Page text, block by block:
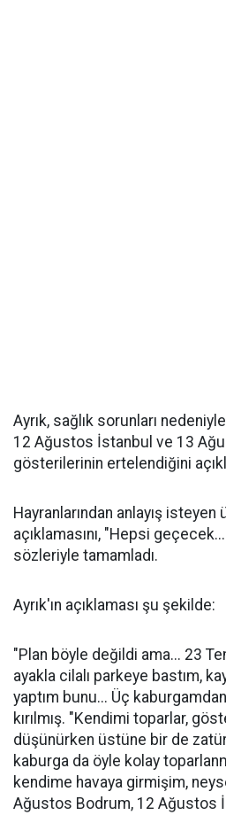
Ayrık, sağlık sorunları
12 Ağustos İstanbul ve 13
gösterilerinin ertelendiğini
Hayranlarından anlayış isteyen
açıklamasını, "Hepsi
sözleriyle tamamladı.
Ayrık'ın açıklaması şu şekilde:
"Plan böyle değildi ama... 23
ayakla cilalı parkeye bastım,
yaptım bunu... Üç
kırılmış. "Kendimi toparlar,
düşünürken üstüne bir de
kaburga da öyle kolay
kendime havaya girmişim,
Ağustos Bodrum, 12 Ağustos